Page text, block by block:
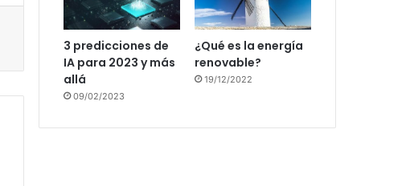
3 predicciones de
IA para 2023 y más
allá
09/02/2023
¿Qué es la energía
renovable?
19/12/2022